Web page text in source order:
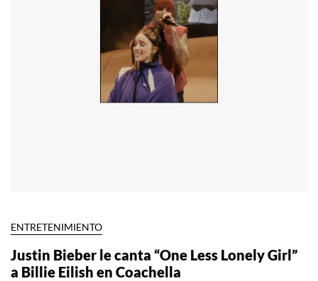
ENTRETENIMIENTO
Justin Bieber le canta “One Less Lonely Girl”
a Billie Eilish en Coachella